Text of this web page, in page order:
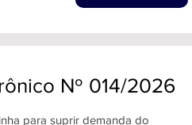
Nº 014/2026
para suprir demanda do